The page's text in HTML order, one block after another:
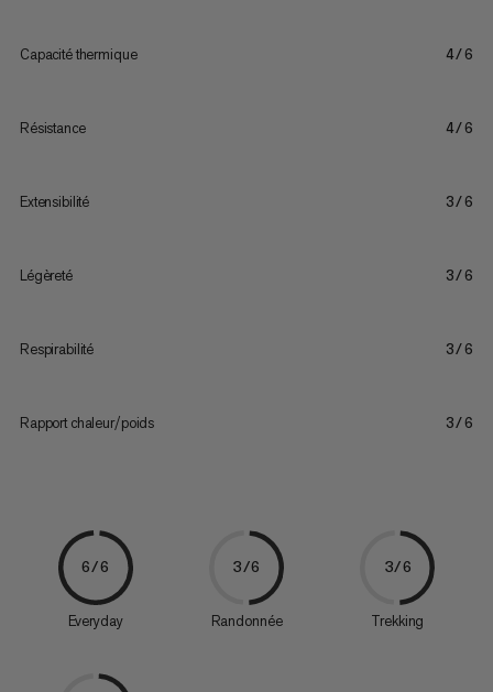
Capacité thermique 4/6
Résistance 4/6
Extensibilité 3/6
Légèreté 3/6
Respirabilité 3/6
Rapport chaleur/poids 3/6
6/6
Everyday
3/6
Randonnée
3/6
Trekking